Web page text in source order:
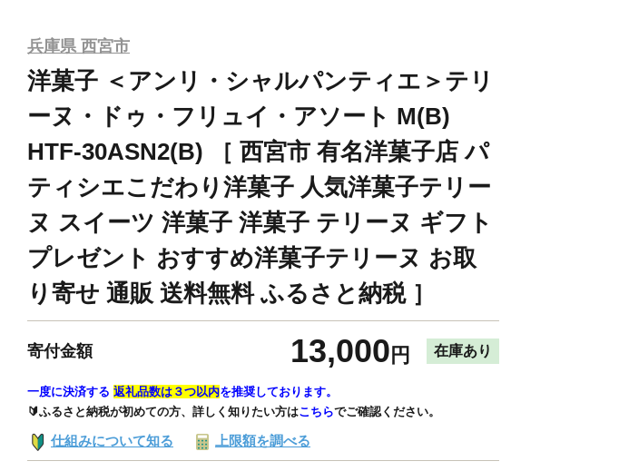
兵庫県 西宮市
洋菓子 ＜アンリ・シャルパンティエ＞テリ
ーヌ・ドゥ・フリュイ・アソート M(B)
HTF-30ASN2(B) ［ 西宮市 有名洋菓子店 パ
ティシエこだわり洋菓子 人気洋菓子テリー
ヌ スイーツ 洋菓子 洋菓子 テリーヌ ギフト
プレゼント おすすめ洋菓子テリーヌ お取
り寄せ 通販 送料無料 ふるさと納税 ］
寄付金額 13,000 円 在庫あり
一度に決済する 返礼品数は３つ以内を推奨しております。
🔰ふるさと納税が初めての方、詳しく知りたい方はこちらでご確認ください。
仕組みについて知る 上限額を調べる